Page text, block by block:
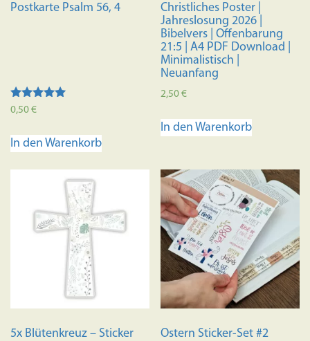
Postkarte Psalm 56, 4
Bewertet mit
5.00
0,50€
In den Warenkorb
Christliches Poster |
Jahreslosung 2026 |
Bibelvers | Offenbarung
21:5 | A4 PDF Download |
Minimalistisch |
Neuanfang
2,50€
In den Warenkorb
5x Blütenkreuz – Sticker Ostern Sticker-Set #2